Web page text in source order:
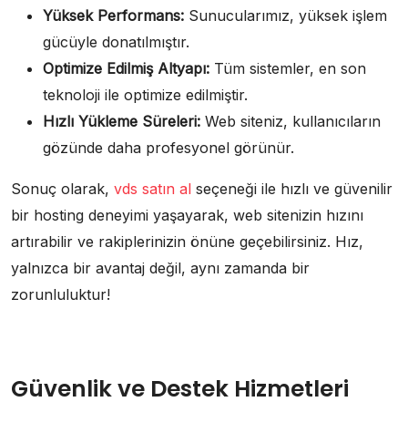
Yüksek Performans: Sunucularımız, yüksek işlem
gücüyle donatılmıştır.
Optimize Edilmiş Altyapı: Tüm sistemler, en son
teknoloji ile optimize edilmiştir.
Hızlı Yükleme Süreleri: Web siteniz, kullanıcıların
gözünde daha profesyonel görünür.
Sonuç olarak, vds satın al seçeneği ile hızlı ve güvenilir
bir hosting deneyimi yaşayarak, web sitenizin hızını
artırabilir ve rakiplerinizin önüne geçebilirsiniz. Hız,
yalnızca bir avantaj değil, aynı zamanda bir
zorunluluktur!
Güvenlik ve Destek Hizmetleri